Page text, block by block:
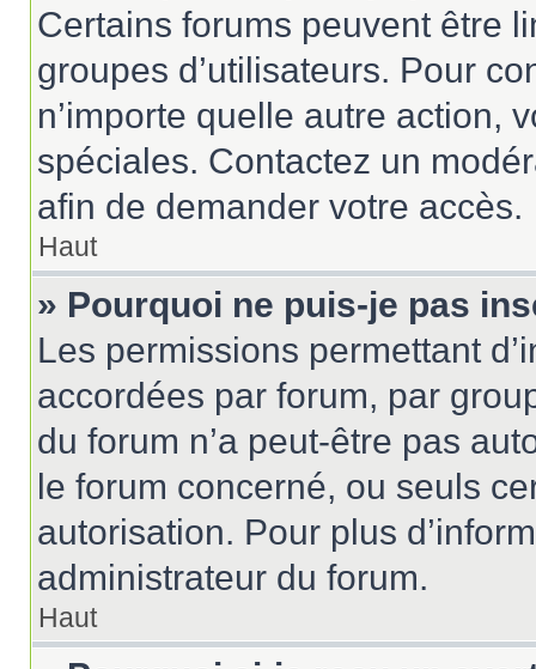
Certains forums peuvent être
groupes d’utilisateurs. Pour
n’importe quelle autre action,
spéciales. Contactez un
afin de demander votre accès.
Haut
» Pourquoi ne puis-je pas
Les permissions permettant
accordées par forum, par
du forum n’a peut-être pas
le forum concerné, ou seuls
autorisation. Pour plus
administrateur du forum.
Haut